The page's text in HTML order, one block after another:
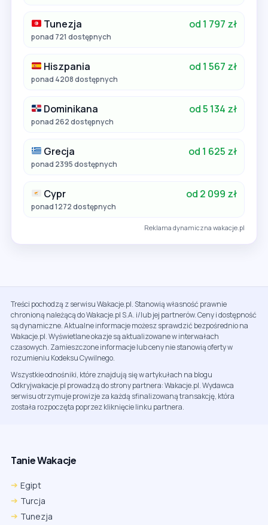
Tunezja od 1 797 zł
ponad 721 dostępnych
Hiszpania od 1 567 zł
ponad 4208 dostępnych
Dominikana od 5 134 zł
ponad 262 dostępnych
Grecja od 1 625 zł
ponad 2395 dostępnych
Cypr od 2 099 zł
ponad 1272 dostępnych
Reklama dynamiczna wakacje.pl
Treści pochodzą z serwisu Wakacje.pl. Stanowią własność prawnie
chronioną należącą do Wakacje.pl S.A. i/lub jej partnerów. Ceny i dostępność
są dynamiczne. Aktualne informacje możesz sprawdzić bezpośrednio na
Wakacje.pl. Wyświetlane okazje są aktualizowane w interwałach
czasowych. Zamieszczone informacje lub ceny nie stanowią oferty w
rozumieniu Kodeksu Cywilnego.
Wszystkie odnośniki, które znajdują się w artykułach na blogu
Odkryjwakacje.pl prowadzą do strony partnera: Wakacje.pl. Wydawca
serwisu otrzymuje prowizje za każdą sfinalizowaną transakcję, która
została rozpoczęta poprzez kliknięcie linku partnera.
Tanie Wakacje
Egipt
Turcja
Tunezja